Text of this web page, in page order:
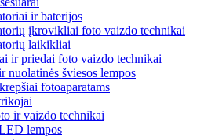
ir baterijos
įkrovikliai foto vaizdo technikai
laikikliai
ir priedai foto vaizdo technikai
nuolatinės šviesos lempos
fotoaparatams
ir vaizdo technikai
lempos